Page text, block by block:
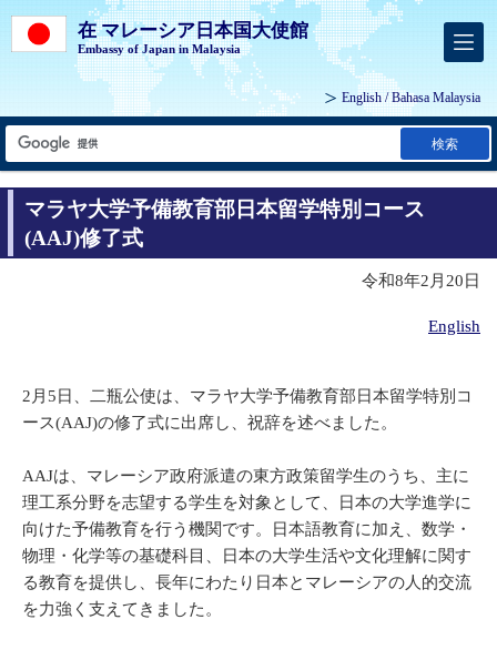
在 マレーシア日本国大使館
Embassy of Japan in Malaysia
English/Bahasa Malaysia
検索
マラヤ大学予備教育部日本留学特別コース
(AAJ)修了式
令和8年2月20日
English
2月5日、二瓶公使は、マラヤ大学予備教育部日本留学特別コ
ース(AAJ)の修了式に出席し、祝辞を述べました。
AAJは、マレーシア政府派遣の東方政策留学生のうち、主に
理工系分野を志望する学生を対象として、日本の大学進学に
向けた予備教育を行う機関です。日本語教育に加え、数学・
物理・化学等の基礎科目、日本の大学生活や文化理解に関す
る教育を提供し、長年にわたり日本とマレーシアの人的交流
を力強く支えてきました。